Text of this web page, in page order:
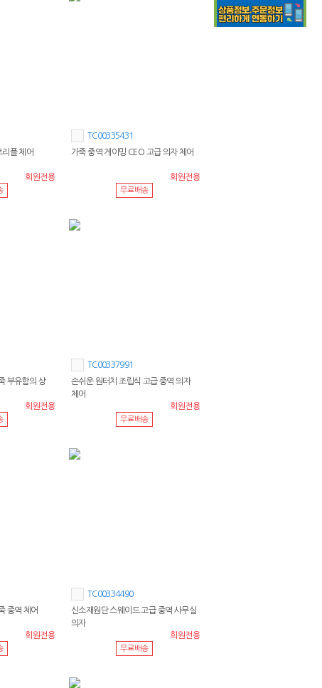
리플 체어
회원전용
TC00335431
가죽 중역 게이밍 CEO 고급 의자 체어
회원전용
무료배송
부유함의 상
회원전용
TC00337991
손쉬운 원터치 조립식 고급 중역 의자
체어
회원전용
무료배송
중역 체어
회원전용
TC00334490
신소재원단 스웨이드 고급 중역 사무실
의자
회원전용
무료배송